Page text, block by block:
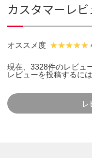
カスタマーレビ
オススメ度
現在、3328件のレビュ
レビューを投稿するには